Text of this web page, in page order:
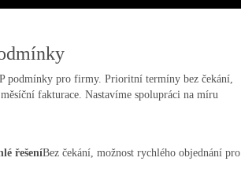
podmínky pro firmy. Prioritní termíny bez čekání,
fakturace. Nastavíme spolupráci na míru
řešeníBez čekání, možnost rychlého objednání pro